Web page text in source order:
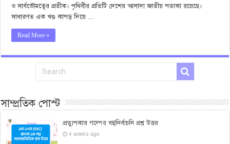
ও সার্বভৌমত্বের প্রতীক। পৃথিবীর প্রতিটি দেশের আলাদা জাতীয় পতাকা রয়েছে।
সাধারণত এক খণ্ড কাপড় দিয়ে …
Read More »
সাম্প্রতিক পোস্ট
প্রত্যুপকার গল্পের বহুনির্বাচনি প্রশ্ন উত্তর
4 weeks ago